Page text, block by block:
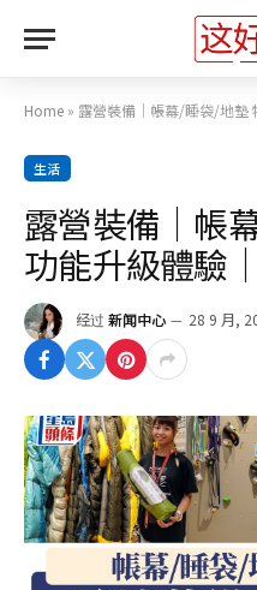
Home » 露營裝備｜帳幕/睡袋/地墊
生活
露營裝備｜帳
功能升級體驗
经过 新闻中心 28 9 月,